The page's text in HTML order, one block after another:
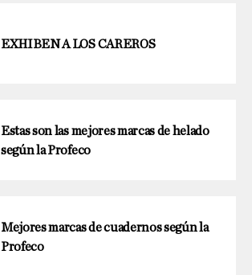
EXHIBEN A LOS CAREROS
Estas son las mejores marcas de helado
según la Profeco
Mejores marcas de cuadernos según la
Profeco